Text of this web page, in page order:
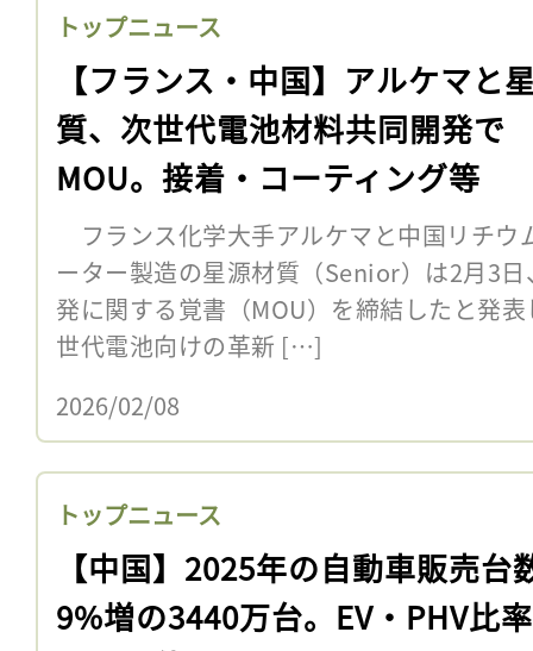
トップニュース
【フランス・中国】アルケマと
質、次世代電池材料共同開発で
MOU。接着・コーティング等
フランス化学大手アルケマと中国リチウ
ーター製造の星源材質（Senior）は2月3
発に関する覚書（MOU）を締結したと発
世代電池向けの革新 […]
2026/02/08
トップニュース
【中国】2025年の自動車販売台
9%増の3440万台。EV・PHV比